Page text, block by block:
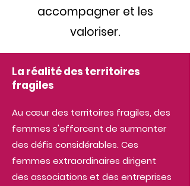
accompagner et les
valoriser.
La réalité des territoires
fragiles
Au cœur des territoires fragiles, des
femmes s'efforcent de surmonter
des défis considérables. Ces
femmes extraordinaires dirigent
des associations et des entreprises